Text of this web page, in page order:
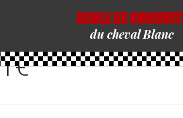
ECOLE DE
du cheval Blanc
CATÉGORIE :
1€